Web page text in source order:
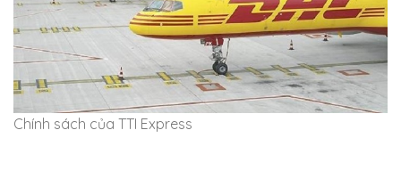
Chính sách của TTI Express